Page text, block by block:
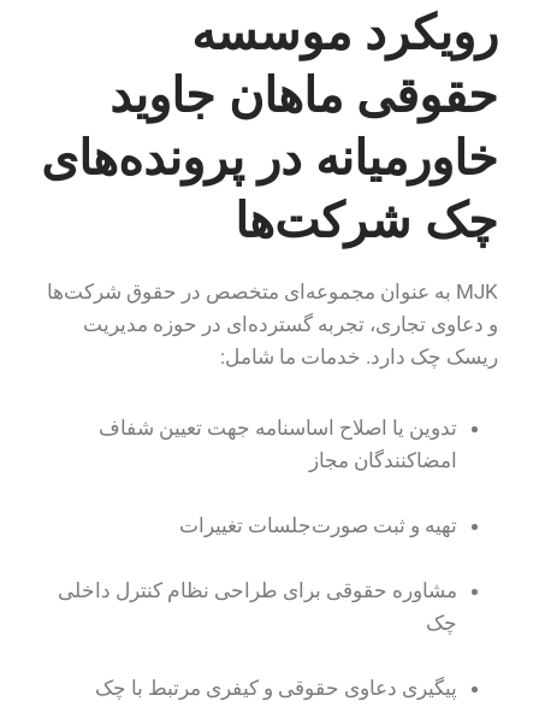
رویکرد موسسه
حقوقی ماهان جاوید
خاورمیانه در پرونده‌های
چک شرکت‌ها
MJK به عنوان مجموعه‌ای متخصص در حقوق شرکت‌ها
و دعاوی تجاری، تجربه گسترده‌ای در حوزه مدیریت
ریسک چک دارد. خدمات ما شامل:
تدوین یا اصلاح اساسنامه جهت تعیین شفاف
امضاکنندگان مجاز
تهیه و ثبت صورت‌جلسات تغییرات
مشاوره حقوقی برای طراحی نظام کنترل داخلی
چک
پیگیری دعاوی حقوقی و کیفری مرتبط با چک